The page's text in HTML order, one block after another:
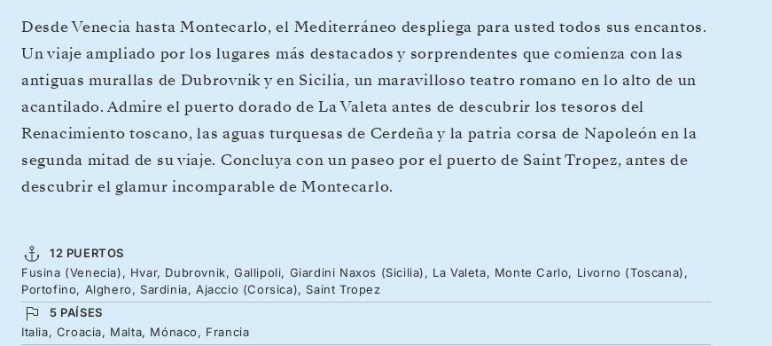
Desde Venecia hasta Montecarlo, el Mediterráneo despliega para usted todos sus encantos.
Un viaje ampliado por los lugares más destacados y sorprendentes que comienza con las
antiguas murallas de Dubrovnik y en Sicilia, un maravilloso teatro romano en lo alto de un
acantilado. Admire el puerto dorado de La Valeta antes de descubrir los tesoros del
Renacimiento toscano, las aguas turquesas de Cerdeña y la patria corsa de Napoleón en la
segunda mitad de su viaje. Concluya con un paseo por el puerto de Saint Tropez, antes de
descubrir el glamur incomparable de Montecarlo.
12 PUERTOS
Fusina (Venecia), Hvar, Dubrovnik, Gallipoli, Giardini Naxos (Sicilia), La Valeta, Monte Carlo, Livorno (Toscana),
Portofino, Alghero, Sardinia, Ajaccio (Corsica), Saint Tropez
5 PAÍSES
Italia, Croacia, Malta, Mónaco, Francia